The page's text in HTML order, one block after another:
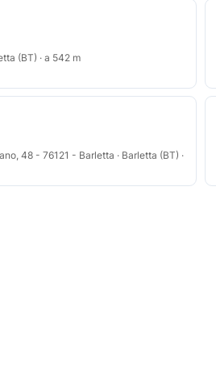
(BT) · a 542 m
48 - 76121 - Barletta · Barletta (BT) ·